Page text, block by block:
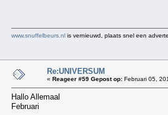
www.snuffelbeurs.nl is vernieuwd, plaats snel een
Re:UNIVERSUM
« Reageer #59 Gepost op: Februari 05,
Hallo Allemaal
Februari